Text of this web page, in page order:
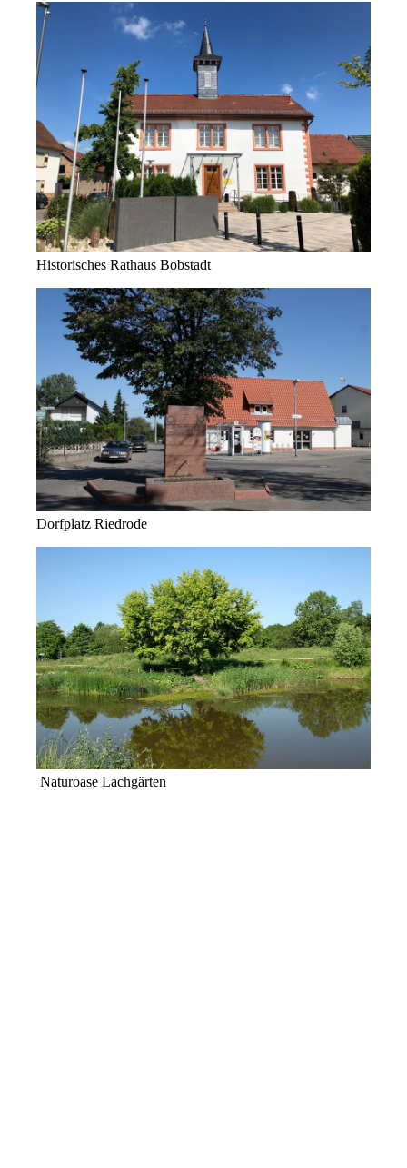
Historisches Rathaus Bobstadt
Dorfplatz Riedrode
Naturoase Lachgärten